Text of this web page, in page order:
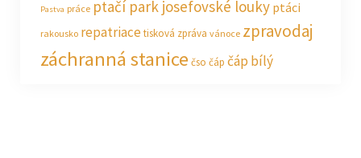
Pastva práce ptačí park josefovské louky ptáci
rakousko repatriacetisková zpráva vánoce zpravodaj
záchranná stanice čso čáp čáp bílý